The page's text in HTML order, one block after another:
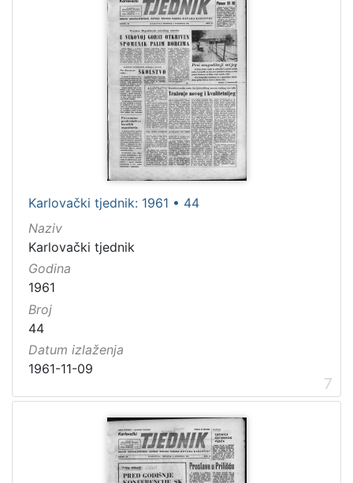
Karlovački tjednik: 1961 • 44
Naziv
Karlovački tjednik
Godina
1961
Broj
44
Datum izlaženja
1961-11-09
7